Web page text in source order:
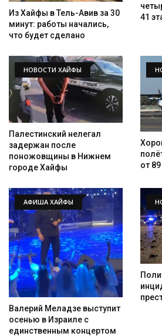
Из Хайфы в Тель-Авив за 30
минут: работы начались,
что будет сделано
41
НОВОСТИ ХАЙФЫ
Палестинский нелегал
задержан после
поножовщины в Нижнем
городе Хайфы
от
АФИША ХАЙФЫ
Валерий Меладзе выступит
осенью в Израиле с
единственным концертом